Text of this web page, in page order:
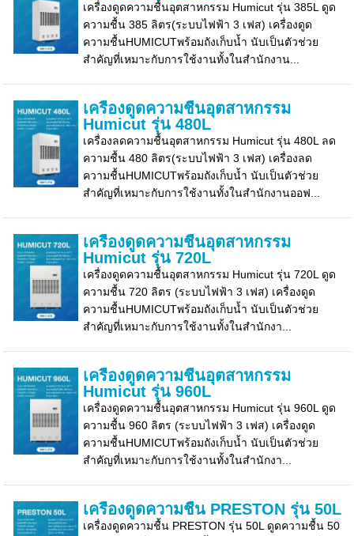
เครื่องดูดความชื้นอุตสาหกรรม Humicut รุ่น 385L ดูด
ความชื้น 385 ลิตร(ระบบไฟฟ้า 3 เฟส) เครื่องดูด
ความชื้นHUMICUTพร้อมถังเก็บน้ำ นับเป็นตัวช่วย
สำคัญที่เหมาะกับการใช้งานทั้งในสำนักงาน...
เครื่องดูดความชื้นอุตสาหกรรม
Humicut รุ่น 480L
เครื่องลดความชื้นอุตสาหกรรม Humicut รุ่น 480L ลด
ความชื้น 480 ลิตร(ระบบไฟฟ้า 3 เฟส) เครื่องลด
ความชื้นHUMICUTพร้อมถังเก็บน้ำ นับเป็นตัวช่วย
สำคัญที่เหมาะกับการใช้งานทั้งในสำนักงานออฟ...
เครื่องดูดความชื้นอุตสาหกรรม
Humicut รุ่น 720L
เครื่องดูดความชื้นอุตสาหกรรม Humicut รุ่น 720L ดูด
ความชื้น 720 ลิตร (ระบบไฟฟ้า 3 เฟส) เครื่องดูด
ความชื้นHUMICUTพร้อมถังเก็บน้ำ นับเป็นตัวช่วย
สำคัญที่เหมาะกับการใช้งานทั้งในสำนักงา...
เครื่องดูดความชื้นอุตสาหกรรม
Humicut รุ่น 960L
เครื่องดูดความชื้นอุตสาหกรรม Humicut รุ่น 960L ดูด
ความชื้น 960 ลิตร (ระบบไฟฟ้า 3 เฟส) เครื่องดูด
ความชื้นHUMICUTพร้อมถังเก็บน้ำ นับเป็นตัวช่วย
สำคัญที่เหมาะกับการใช้งานทั้งในสำนักงา...
เครื่องดูดความชื้น PRESTON รุ่น 50L
เครื่องดูดความชื้น PRESTON รุ่น 50L ดูดความชื้น 50